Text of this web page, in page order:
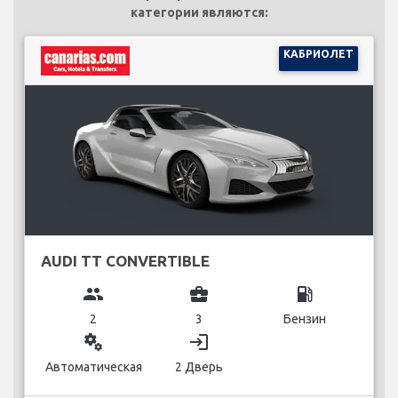
категории являются:
КАБРИОЛЕТ
AUDI TT CONVERTIBLE
group
2
business_center
3
local_gas_station
Бензин
miscellaneous_services
Автоматическая
login
2 Дверь